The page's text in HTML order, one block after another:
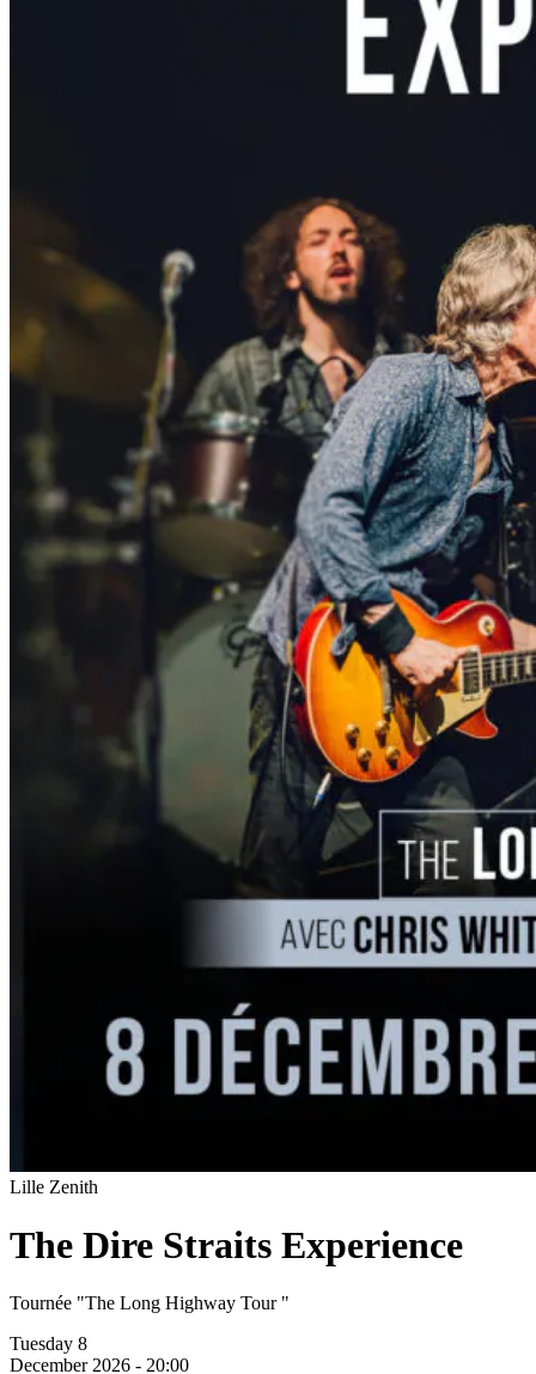
Lille Zenith
The Dire Straits Experience
Tournée "The Long Highway Tour "
Tuesday 8
December 2026 - 20:00